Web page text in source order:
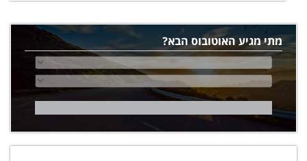
מתי מגיע האוטובוס הבא?